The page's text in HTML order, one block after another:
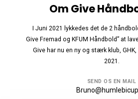
Om Give
I Juni 2021 lykkedes det de 2
Give Fremad og KFUM Håndbold” at
Give har nu en ny og stærk klub,
2021.
SEND OS EN MAIL